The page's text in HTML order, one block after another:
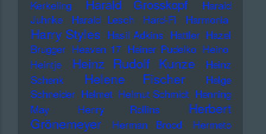
Kerkeling
Harald Grosskopf
Harald
Juhnke
Harald Lesch Hard-Fi Harmonia
Harry Styles Hasil Adkins Hattler Hazel
Brugger Heaven 17 Heiner Pudelko Heino
Heintje
Heinz Rudolf Kunze
Heinz
Schenk
Helene Fischer
Helge
Schneider Helmet Helmut Schmidt Henning
May
Henry Rollins
Herbert
Grönemeyer
Herman Brood
Hermeto